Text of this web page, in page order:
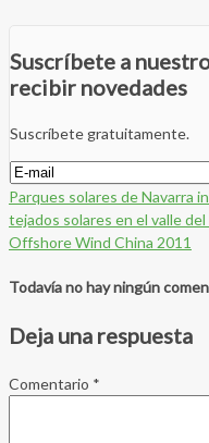
Suscríbete a
recibir novedades
Suscríbete gratuitamente.
Parques solares de Navarra
tejados solares en el valle del
Offshore Wind China 2011
Todavía no hay ningún
Deja una respuesta
Comentario *